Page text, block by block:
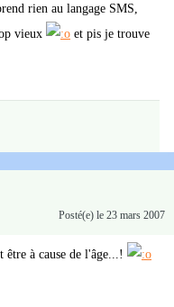
rien au langage SMS,
vieux
et pis je trouve
Posté(e) le 23 mars 2007
à cause de l'âge...!